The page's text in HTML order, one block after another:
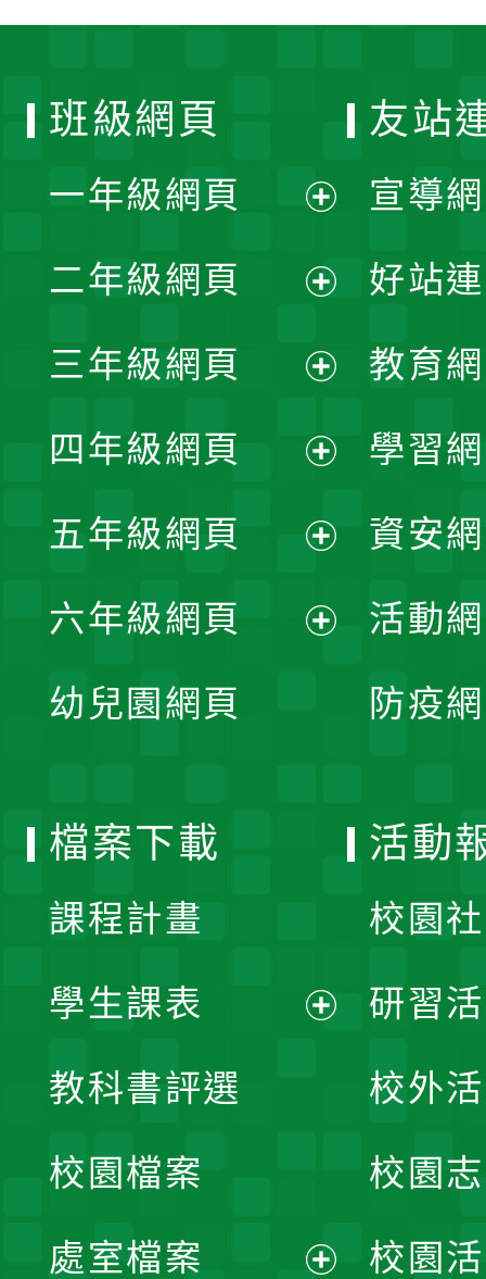
班級網頁
一年級網頁
開
選
單
二年級網頁
開
選
單
三年級網頁
開
選
單
四年級網頁
開
選
五年級網頁
開
六年級網頁
幼兒園網頁
友站
宣導
好站
教育
學習
資安
活動
防疫
檔案下載
課程計畫
學生課表
單
教科書評選
校園檔案
處室檔案
活動
校園
研習
校外
校園
校園